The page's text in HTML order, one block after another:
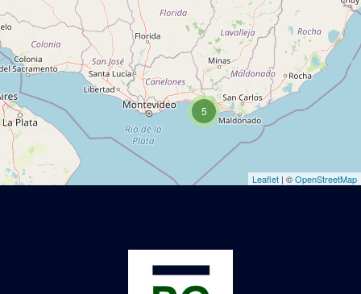
5
Leaflet | ©OpenStreetMap